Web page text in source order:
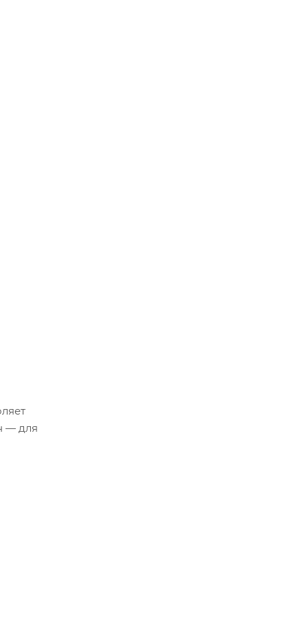
— для